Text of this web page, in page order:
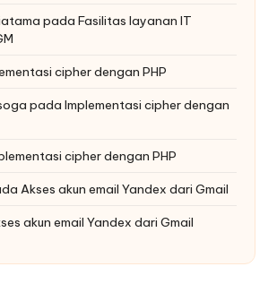
pada Fasilitas layanan IT
cipher dengan PHP
pada Implementasi cipher dengan
cipher dengan PHP
Akses akun email Yandex dari Gmail
akun email Yandex dari Gmail